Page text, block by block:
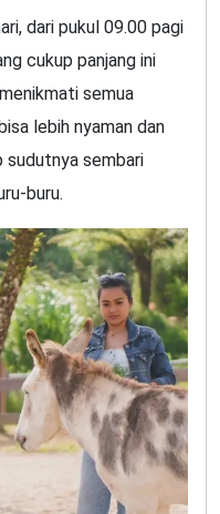
dari pukul 09.00 pagi
cukup panjang ini
semua
lebih nyaman dan
sudutnya sembari
buru.